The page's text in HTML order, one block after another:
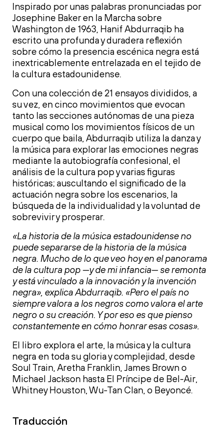
Inspirado por unas palabras pronunciadas por
Josephine Baker en la Marcha sobre
Washington de 1963, Hanif Abdurraqib ha
escrito una profunda y duradera reflexión
sobre cómo la presencia escénica negra está
inextricablemente entrelazada en el tejido de
la cultura estadounidense.
Con una colección de 21 ensayos divididos, a
su vez, en cinco movimientos que evocan
tanto las secciones autónomas de una pieza
musical como los movimientos físicos de un
cuerpo que baila, Abdurraqib utiliza la danza y
la música para explorar las emociones negras
mediante la autobiografía confesional, el
análisis de la cultura pop y varias figuras
históricas; auscultando el significado de la
actuación negra sobre los escenarios, la
búsqueda de la individualidad y la voluntad de
sobrevivir y prosperar.
«La historia de la música estadounidense no
puede separarse de la historia de la música
negra. Mucho de lo que veo hoy en el panorama
de la cultura pop —y de mi infancia— se remonta
y está vinculado a la innovación y la invención
negra», explica Abdurraqib. «Pero el país no
siempre valora a los negros como valora el arte
negro o su creación. Y por eso es que pienso
constantemente en cómo honrar esas cosas».
El libro explora el arte, la música y la cultura
negra en toda su gloria y complejidad, desde
Soul Train, Aretha Franklin, James Brown o
Michael Jackson hasta El Príncipe de Bel-Air,
Whitney Houston, Wu-Tan Clan, o Beyoncé.
Traducción